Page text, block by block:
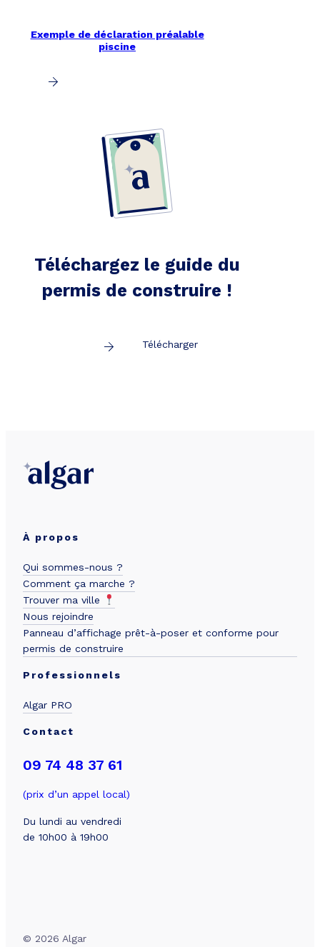
Exemple de déclaration préalable
piscine
Téléchargez le guide du
permis de construire !
Télécharger
À propos
Qui sommes-nous ?
Comment ça marche ?
Trouver ma ville
Nous rejoindre
Panneau d’affichage prêt-à-poser et conforme pour
permis de construire
Professionnels
Algar PRO
Contact
09 74 48 37 61
(prix d’un appel local)
Du lundi au vendredi
de 10h00 à 19h00
© 2026 Algar